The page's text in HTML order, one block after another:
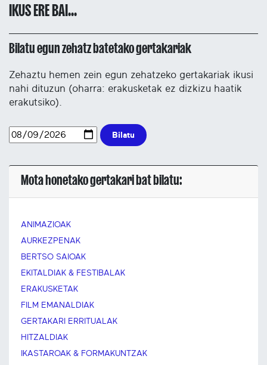
IKUS ERE BAI...
Bilatu egun zehatz batetako gertakariak
Zehaztu hemen zein egun zehatzeko gertakariak ikusi
nahi dituzun (oharra: erakusketak ez dizkizu haatik
erakutsiko).
Bilatu
Mota honetako gertakari bat bilatu:
ANIMAZIOAK
AURKEZPENAK
BERTSO SAIOAK
EKITALDIAK & FESTIBALAK
ERAKUSKETAK
FILM EMANALDIAK
GERTAKARI ERRITUALAK
HITZALDIAK
IKASTAROAK & FORMAKUNTZAK